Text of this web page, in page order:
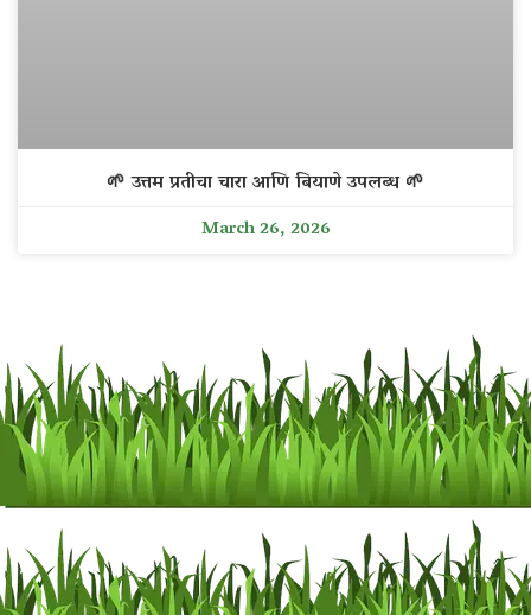
🌱 उत्तम प्रतीचा चारा आणि बियाणे उपलब्ध 🌱
March 26, 2026